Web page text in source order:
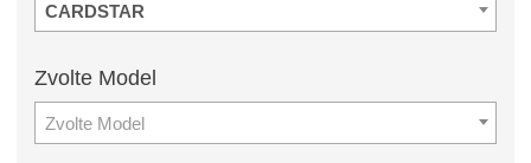
CARDSTAR
Zvolte Model
Zvolte Model